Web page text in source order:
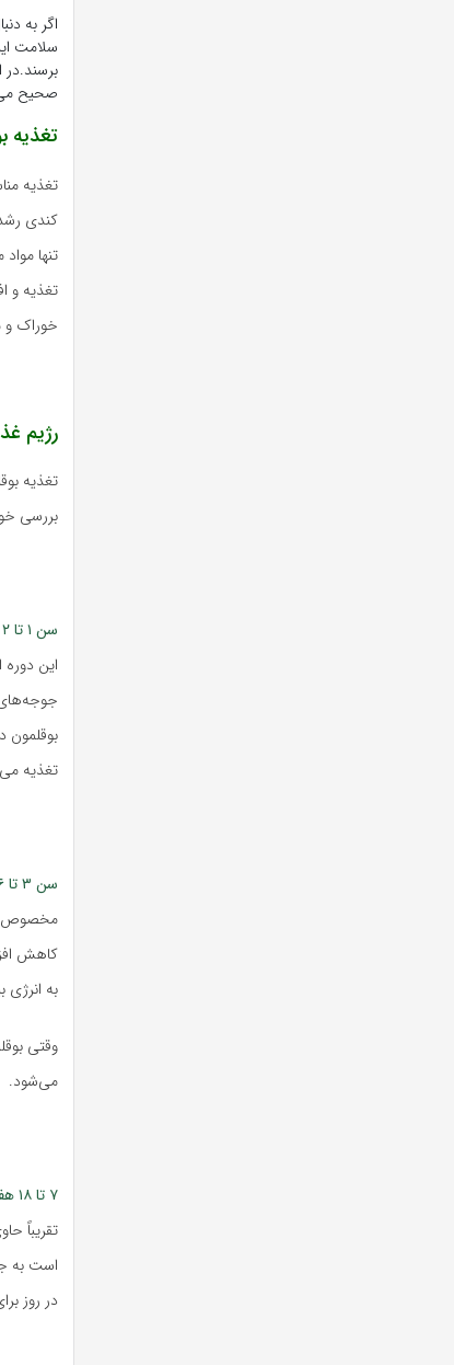
اگر به
سلامت
برسند.در
صحیح
تغذیه
تغذیه
کندی
تنها
تغذیه و
خوراک و
رژیم
تغذیه
بررسی
سن ۱ تا ۲ هفتگی:
این
تغذیه
سن ۳ تا ۶ هفتگی:
کاهش
به انرژی بیشتر
می‌شود.
۷ تا ۱۸ هفتگی:
در روز برای